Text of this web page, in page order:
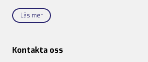
Läs mer
Kontakta oss